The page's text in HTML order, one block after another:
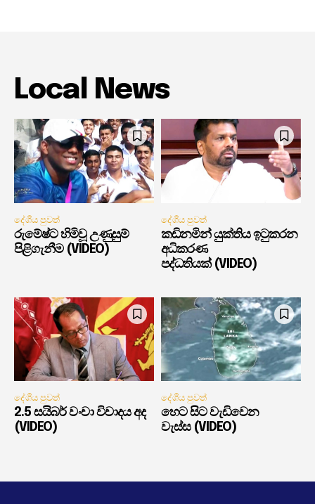
Local News
දේශීය පුවත්
රුමේෂ්ට හිමිවූ උණුසුම්
පිළිගැනීම (VIDEO)
දේශීය පුවත්
කඩිනමින් යුක්තිය ඉටුකරන
අධිකරණ
පද්ධතියක් (VIDEO)
දේශීය පුවත්
2.5 සයිබර් වංචා විවාදය අද
(VIDEO)
දේශීය පුවත්
හෙට සිට වැඩිවෙන
වැස්ස (VIDEO)